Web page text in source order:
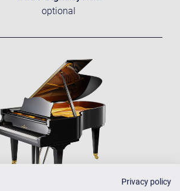
optional
Privacy policy